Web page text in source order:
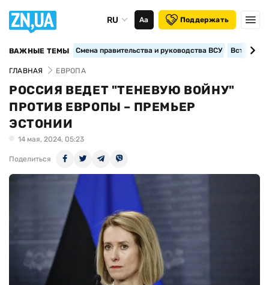
RU Аа Поддержать
ВАЖНЫЕ ТЕМЫ Смена правительства и руководства ВСУ
ГЛАВНАЯ ЕВРОПА
РОССИЯ ВЕДЕТ "ТЕНЕВУЮ ВОЙНУ"
ПРОТИВ ЕВРОПЫ – ПРЕМЬЕР
ЭСТОНИИ
14 мая, 2024, 05:23
Поделиться